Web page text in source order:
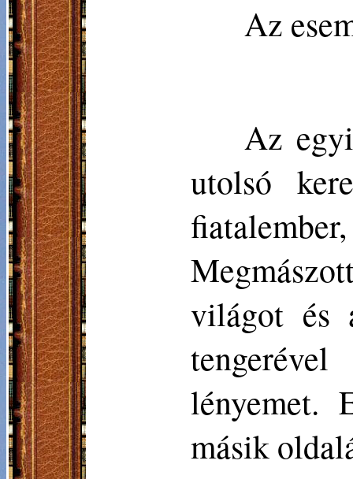
Az
Az
utolsó
világot és
lényemet.
másik